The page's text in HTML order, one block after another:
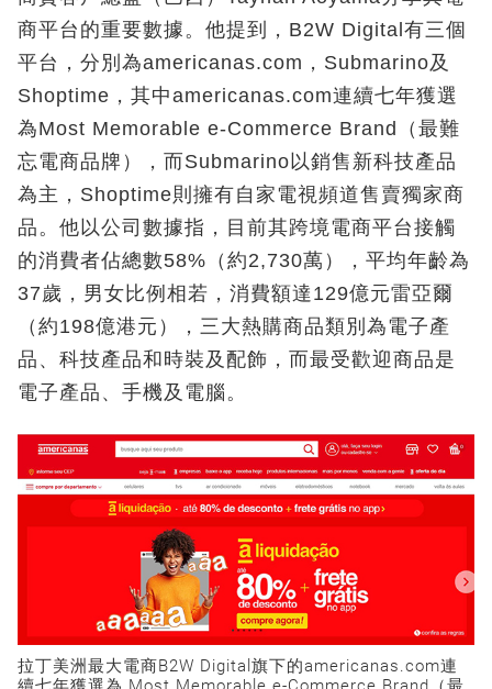
商平台的重要數據。他提到，B2W Digital有三個
平台，分別為americanas.com，Submarino及
Shoptime，其中americanas.com連續七年獲選
為Most Memorable e-Commerce Brand（最難
忘電商品牌），而Submarino以銷售新科技產品
為主，Shoptime則擁有自家電視頻道售賣獨家商
品。他以公司數據指，目前其跨境電商平台接觸
的消費者佔總數58%（約2,730萬），平均年齡為
37歲，男女比例相若，消費額達129億元雷亞爾
（約198億港元），三大熱購商品類別為電子產
品、科技產品和時裝及配飾，而最受歡迎商品是
電子產品、手機及電腦。
拉丁美洲最大電商B2W Digital旗下的americanas.com連